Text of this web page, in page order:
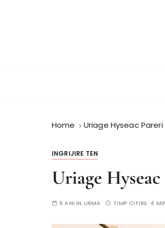
Home Uriage Hyseac
INGRIJIRE TEN
Uriage
6 ANI IN URMA TIMP CITIRE: 4